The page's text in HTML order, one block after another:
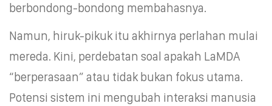
berbondong-bondong membahasnya.
Namun, hiruk-pikuk itu akhirnya perlahan mulai
mereda. Kini, perdebatan soal apakah LaMDA
“berperasaan” atau tidak bukan fokus utama.
Potensi sistem ini mengubah interaksi manusia